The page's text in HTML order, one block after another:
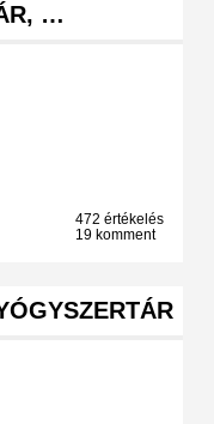
…
472 értékelés
19 komment